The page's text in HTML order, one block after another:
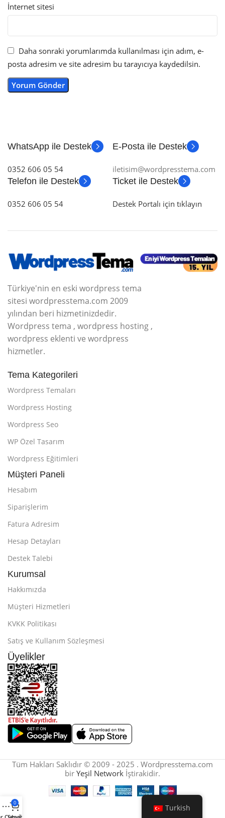
İnternet sitesi
Daha sonraki yorumlarımda kullanılması için adım, e-
posta adresim ve site adresim bu tarayıcıya kaydedilsin.
WhatsApp ile Destek
0352 606 05 54
E-Posta ile Destek
iletisim@wordpresstema.com
Telefon ile Destek
0352 606 05 54
Ticket ile Destek
Destek Portalı için tıklayın
Türkiye'nin en eski wordpress tema
sitesi wordpresstema.com 2009
yılından beri hizmetinizdedir.
Wordpress tema , wordpress hosting ,
wordpress eklenti ve wordpress
hizmetler.
Tema Kategorileri
Wordpress Temaları
Wordpress Hosting
Wordpress Seo
WP Özel Tasarım
Wordpress Eğitimleri
Müşteri Paneli
Hesabım
Siparişlerim
Fatura Adresim
Hesap Detayları
Destek Talebi
Kurumsal
Hakkımızda
Müşteri Hizmetleri
KVKK Politikası
Satış ve Kullanım Sözleşmesi
Üyelikler
Tüm Hakları Saklıdır © 2009 - 2025 . Wordpresstema.com
bir Yeşil Network İştirakidir.
Turkish
0